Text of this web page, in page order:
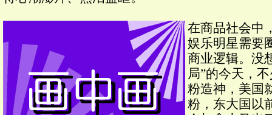
在商品社会中
娱乐明星需要
商业逻辑。没
局”的今天，
粉造神，美国
粉，东大国以